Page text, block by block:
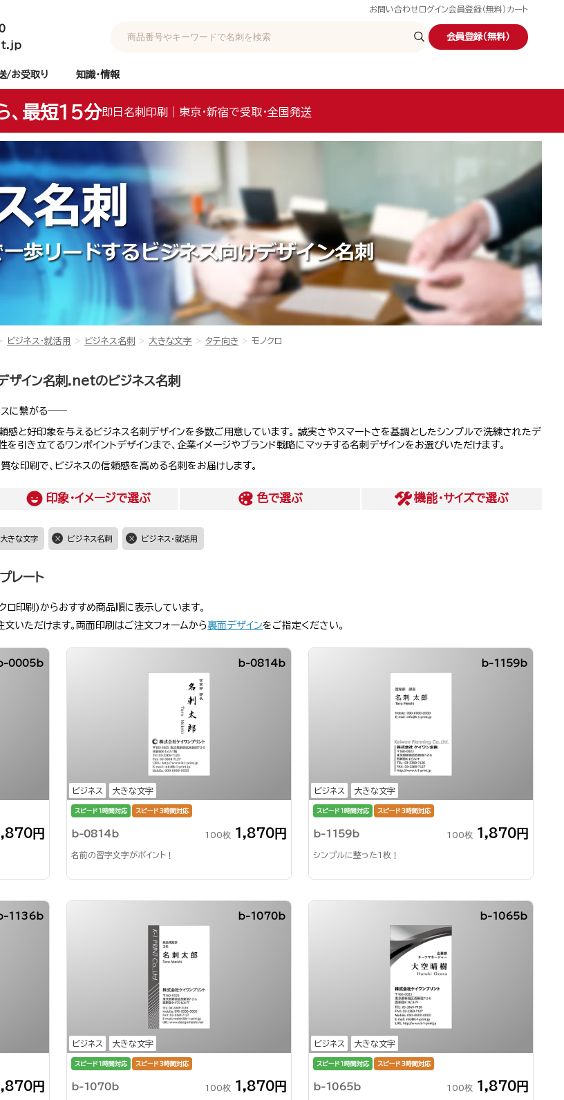
お問い合わせ ログイン会員登録（無料） カート
会員登録（無料）
/お受取り 知識・情報
、最短15分即日名刺印刷｜東京・新宿で受取・全国発送
ビジネス・就活用 ビジネス名刺 大きな文字 タテ向き モノクロ
ザイン名刺.netのビジネス名刺
スに繋がる――
感と好印象を与えるビジネス名刺デザインを多数ご用意しています。 誠実さやスマートさを基調としたシンプルで洗練されたデ
を引き立てるワンポイントデザインまで、企業イメージやブランド戦略にマッチする名刺デザインをお選びいただけます。
な印刷で、ビジネスの信頼感を高める名刺をお届けします。
印象・イメージで選ぶ 色で選ぶ 機能・サイズで選ぶ
大きな文字 ビジネス名刺 ビジネス・就活用
レート
印刷)からおすすめ商品順に表示しています。
いただけます。両面印刷はご注文フォームから裏面デザインをご指定ください。
0005b
円
ビジネス 大きな文字
b-0814b
スピード1時間対応 スピード3時間対応
b-0814b 100枚 1,870円
名前の習字文字がポイント！
ビジネス 大きな文字
b-1159b
スピード1時間対応 スピード3時間対応
b-1159b 100枚 1,870円
シンプルに整った1枚！
1136b
円
ビジネス 大きな文字
b-1070b
スピード1時間対応 スピード3時間対応
b-1070b 100枚 1,870円
ビジネス 大きな文字
b-1065b
スピード1時間対応 スピード3時間対応
b-1065b 100枚 1,870円